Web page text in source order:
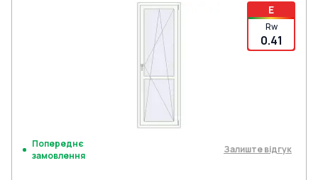
E
Rw
0.41
Попереднє
замовлення
Залиште відгук